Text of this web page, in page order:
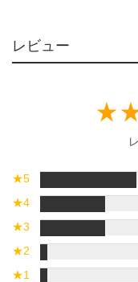
レビュー
star_rate
★5
★4
★3
★2
★1